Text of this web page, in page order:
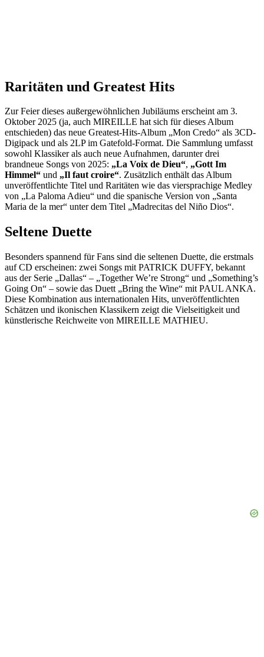
Raritäten und Greatest Hits
Zur Feier dieses außergewöhnlichen Jubiläums erscheint am 3.
Oktober 2025 (ja, auch MIREILLE hat sich für dieses Album
entschieden) das neue Greatest-Hits-Album „Mon Credo“ als 3CD-
Digipack und als 2LP im Gatefold-Format. Die Sammlung umfasst
sowohl Klassiker als auch neue Aufnahmen, darunter drei
brandneue Songs von 2025: „La Voix de Dieu“, „Gott Im
Himmel“ und „Il faut croire“. Zusätzlich enthält das Album
unveröffentlichte Titel und Raritäten wie das viersprachige Medley
von „La Paloma Adieu“ und die spanische Version von „Santa
Maria de la mer“ unter dem Titel „Madrecitas del Niño Dios“.
Seltene Duette
Besonders spannend für Fans sind die seltenen Duette, die erstmals
auf CD erscheinen: zwei Songs mit PATRICK DUFFY, bekannt
aus der Serie „Dallas“ – „Together We’re Strong“ und „Something’s
Going On“ – sowie das Duett „Bring the Wine“ mit PAUL ANKA.
Diese Kombination aus internationalen Hits, unveröffentlichten
Schätzen und ikonischen Klassikern zeigt die Vielseitigkeit und
künstlerische Reichweite von MIREILLE MATHIEU.